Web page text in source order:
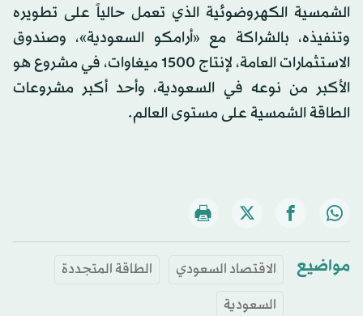
الشمسية الكهروضوئية الذي تعمل حالياً على تطويره
وتنفيذه، بالشراكة مع «أرامكو السعودية»، وصندوق
الاستثمارات العامة، لإنتاج 1500 ميغاوات، في مشروع هو
الأكبر من نوعه في السعودية، وأحد أكبر مشروعات
الطاقة الشمسية على مستوى العالم.
مواضيع الاقتصاد السعودي
الطاقة المتجددة
السعودية